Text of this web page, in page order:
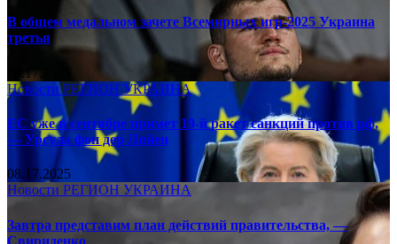
В общем медальном зачете Всемирных игр-2025 Украина
третья
08.17.2025
НовостиРЕГИОНУКРАИНА
ЕС уже в сентябре примет 19-й ракет санкций против рф,
— Урсула фон дер Ляйен
08.17.2025
Новости РЕГИОН УКРАИНА
Завтра представим план действий правительства, —
Свириденко